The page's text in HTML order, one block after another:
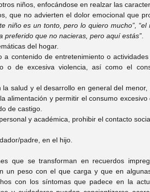
niños, enfocándose en realzar las
que no advierten el dolor emocional que
niño es un tonto, pero lo quiero mucho”,
preferido que no nacieras, pero aquí estás”
del hogar.
a contenido de entretenimiento o
o de excesiva violencia, así como el
la salud y el desarrollo en general del
alimentación y permitir el consumo
de castigo.
y académica, prohibir el contacto
padre, en el hijo.
que se transforman en recuerdos
un peso con el que carga y que en
con los síntomas que padece en la